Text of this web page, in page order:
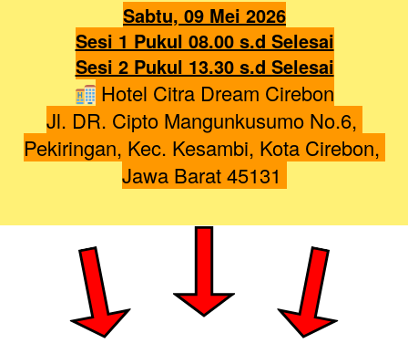
Sabtu, 09 Mei 2026
Sesi 1 Pukul 08.00 s.d Selesai
Sesi 2 Pukul 13.30 s.d Selesai
Hotel Citra Dream Cirebon
Jl. DR. Cipto Mangunkusumo No.6,
Pekiringan, Kec. Kesambi, Kota Cirebon,
Jawa Barat 45131